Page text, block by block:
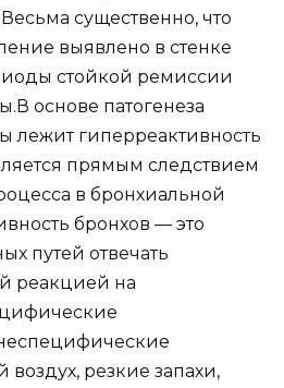
существенно, что
выявлено в стенке
стойкой ремиссии
основе патогенеза
лежит гиперреактивность
прямым следствием
в бронхиальной
бронхов — это
путей отвечать
реакцией на
резкие запахи,